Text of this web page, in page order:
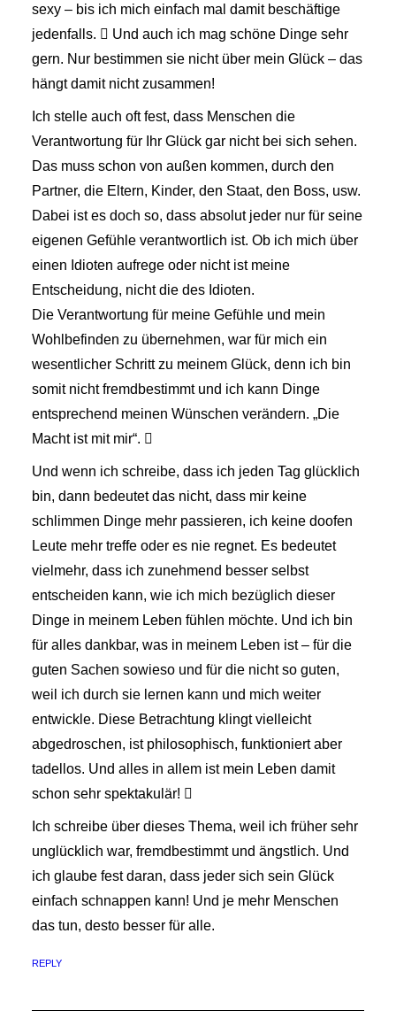
sexy – bis ich mich einfach mal damit beschäftige
jedenfalls.  Und auch ich mag schöne Dinge sehr
gern. Nur bestimmen sie nicht über mein Glück – das
hängt damit nicht zusammen!
Ich stelle auch oft fest, dass Menschen die
Verantwortung für Ihr Glück gar nicht bei sich sehen.
Das muss schon von außen kommen, durch den
Partner, die Eltern, Kinder, den Staat, den Boss, usw.
Dabei ist es doch so, dass absolut jeder nur für seine
eigenen Gefühle verantwortlich ist. Ob ich mich über
einen Idioten aufrege oder nicht ist meine
Entscheidung, nicht die des Idioten.
Die Verantwortung für meine Gefühle und mein
Wohlbefinden zu übernehmen, war für mich ein
wesentlicher Schritt zu meinem Glück, denn ich bin
somit nicht fremdbestimmt und ich kann Dinge
entsprechend meinen Wünschen verändern. „Die
Macht ist mit mir“. 
Und wenn ich schreibe, dass ich jeden Tag glücklich
bin, dann bedeutet das nicht, dass mir keine
schlimmen Dinge mehr passieren, ich keine doofen
Leute mehr treffe oder es nie regnet. Es bedeutet
vielmehr, dass ich zunehmend besser selbst
entscheiden kann, wie ich mich bezüglich dieser
Dinge in meinem Leben fühlen möchte. Und ich bin
für alles dankbar, was in meinem Leben ist – für die
guten Sachen sowieso und für die nicht so guten,
weil ich durch sie lernen kann und mich weiter
entwickle. Diese Betrachtung klingt vielleicht
abgedroschen, ist philosophisch, funktioniert aber
tadellos. Und alles in allem ist mein Leben damit
schon sehr spektakulär! 
Ich schreibe über dieses Thema, weil ich früher sehr
unglücklich war, fremdbestimmt und ängstlich. Und
ich glaube fest daran, dass jeder sich sein Glück
einfach schnappen kann! Und je mehr Menschen
das tun, desto besser für alle.
REPLY